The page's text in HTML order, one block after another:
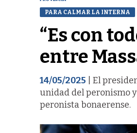
PARA CALMAR LA INTERNA
“Es con
entre
14/05/2025 | El
unidad del peronismo
peronista bonaerense.